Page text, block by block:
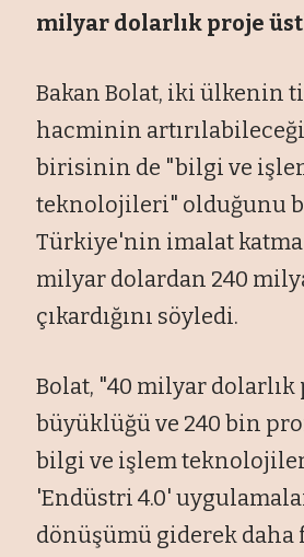
milyar dolarlık proje
Bakan Bolat, iki ülkenin
hacminin
birisinin de "bilgi ve
teknolojileri" olduğunu
Türkiye'nin imalat katma
milyar dolardan 240
çıkardığını söyledi.
Bolat, "40 milyar dolarlık
büyüklüğü ve 240 bin
bilgi ve işlem
'Endüstri 4.0'
dönüşümü giderek daha